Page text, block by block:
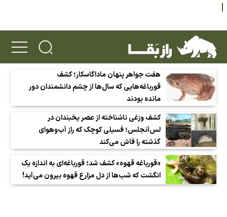
هفت جواهر پنهان ماداگاسکار؛ کشف
قورباغه‌هایی که سال‌ها از چشم دانشمندان دور
مانده بودند
کشف وزغی ناشناخته از عصر یخبندان در
لس‌آنجلس؛ فسیلی کوچک که راز آب‌وهوای
گذشته را فاش می‌کند
«قورباغه قهوه» کشف شد؛ قورباغه‌ای به اندازه یک
انگشت که شب‌ها از دل مزارع قهوه بیرون می‌آید!